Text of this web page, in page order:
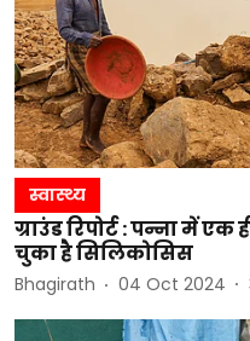
स्वास्थ्य
ग्राउंड रिपोर्ट : पन्ना में
चुका है सिलिकोसिस
Bhagirath 04 Oct 2024